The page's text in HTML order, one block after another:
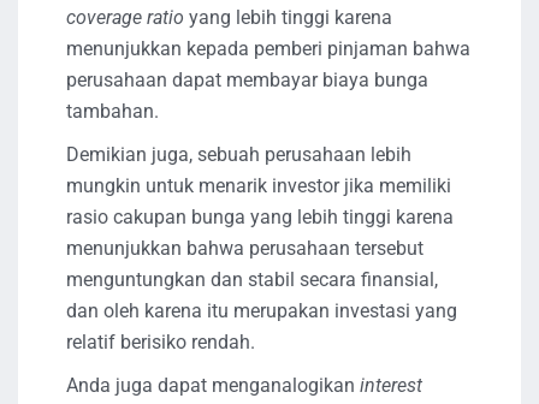
coverage ratio yang lebih tinggi karena
menunjukkan kepada pemberi pinjaman bahwa
perusahaan dapat membayar biaya bunga
tambahan.
Demikian juga, sebuah perusahaan lebih
mungkin untuk menarik investor jika memiliki
rasio cakupan bunga yang lebih tinggi karena
menunjukkan bahwa perusahaan tersebut
menguntungkan dan stabil secara finansial,
dan oleh karena itu merupakan investasi yang
relatif berisiko rendah.
Anda juga dapat menganalogikan interest